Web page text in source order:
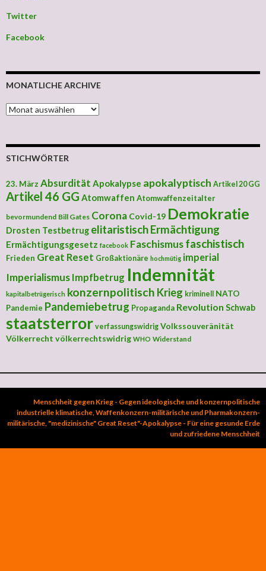
Twitter
Facebook
MONATLICHE ARCHIVE
MONATLICHE ARCHIVE
STICHWÖRTER
23. März Absurdität Apokalypse apokalyptisch Artikel 20 GG
Artikel 46 GG Atomwaffen Atomwaffenzeitalter
bevormundend Bill Gates Corona Covid-19 Demokratie
Drosten Testbetrug elitaristischErmächtigung
Ermächtigungsgesetz facebook Faschismusfaschistisch
Frieden Great Reset Großaktionäre hochmütig imperial
Imperialismus Impfbetrug Indemnität
kapitalbetrügerisch konzernpolitisch Krieg kriminell
NATO
Pandemie Pandemiebetrug Propaganda Revolution Schwab
staatsterror verfassungswidrig Volkssouveränität
Völkerrecht völkerrechtswidrig WHO Widerstand
Menschheit gegen Krieg - Gegen ideologische und konzernpolitische
industrielle klimatische, Waffenkonzern-militärische und Pharmakonzern-
militärische, "medizinische" Great Reset"-Apokalypse - Für eine gesunde Erde
und zufriedene Menschheit